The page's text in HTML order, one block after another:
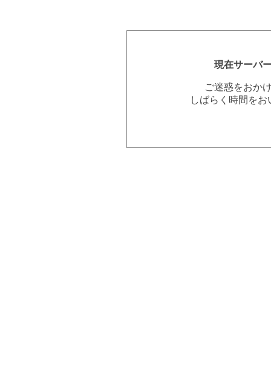
現在サーバ
ご迷惑をおか
しばらく時間を